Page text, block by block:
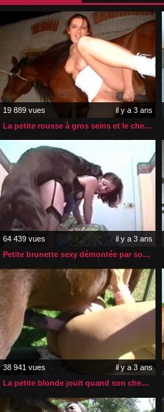
19 889 vues
il y a 3 ans
La petite rousse à gros seins et le cheval à grosse bite
64 439 vues
il y a 3 ans
Petite brunette sexy démontée par son gros chien noir
38 941 vues
il y a 3 ans
La petite blonde jouit quand son cheval éjacule dans son cul